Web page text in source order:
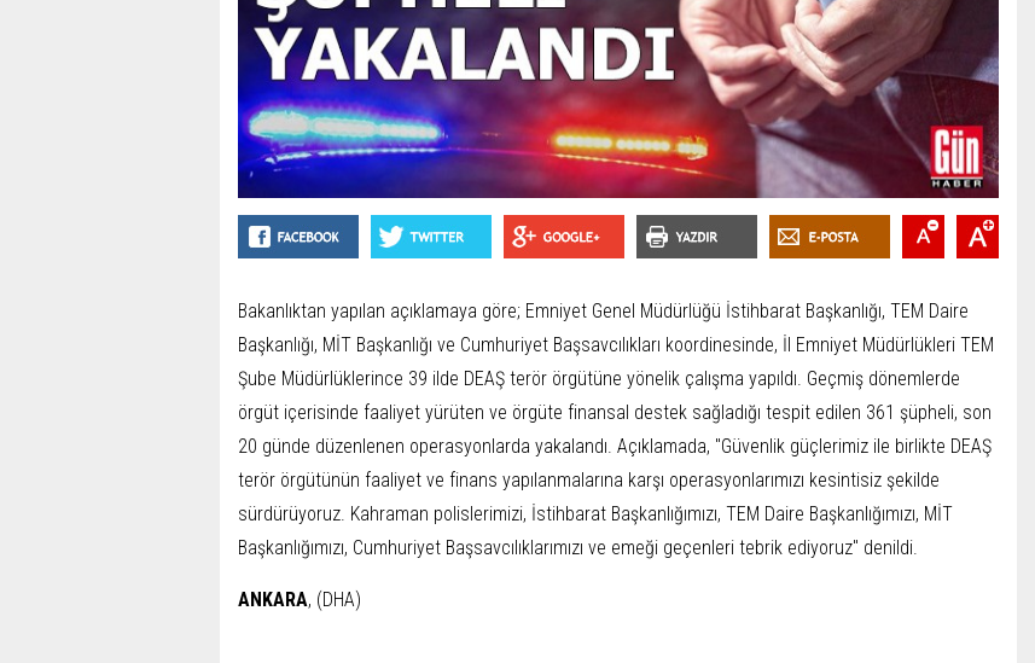
Bakanlıktan yapılan açıklamaya göre; Emniyet Genel Müdürlüğü İstihbarat Başkanlığı, TEM Daire
Başkanlığı, MİT Başkanlığı ve Cumhuriyet Başsavcılıkları koordinesinde, İl Emniyet Müdürlükleri TEM
Şube Müdürlüklerince 39 ilde DEAŞ terör örgütüne yönelik çalışma yapıldı. Geçmiş dönemlerde
örgüt içerisinde faaliyet yürüten ve örgüte finansal destek sağladığı tespit edilen 361 şüpheli, son
20 günde düzenlenen operasyonlarda yakalandı. Açıklamada, "Güvenlik güçlerimiz ile birlikte DEAŞ
terör örgütünün faaliyet ve finans yapılanmalarına karşı operasyonlarımızı kesintisiz şekilde
sürdürüyoruz. Kahraman polislerimizi, İstihbarat Başkanlığımızı, TEM Daire Başkanlığımızı, MİT
Başkanlığımızı, Cumhuriyet Başsavcılıklarımızı ve emeği geçenleri tebrik ediyoruz" denildi.
ANKARA, (DHA)